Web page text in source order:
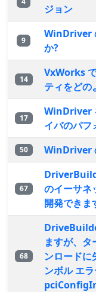
ジョン
9
WinDriver
か?
14
VxWorks
ティをどの
17
WinDriver
イバのパフ
50 WinDriver
67
のイーサネ
開発できま
68
ますが、
ンロードに
ンボル エ